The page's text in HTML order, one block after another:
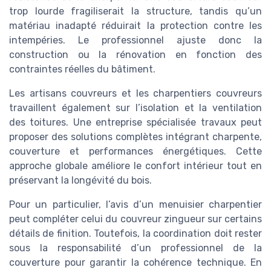
trop lourde fragiliserait la structure, tandis qu’un
matériau inadapté réduirait la protection contre les
intempéries. Le professionnel ajuste donc la
construction ou la rénovation en fonction des
contraintes réelles du bâtiment.
Les artisans couvreurs et les charpentiers couvreurs
travaillent également sur l’isolation et la ventilation
des toitures. Une entreprise spécialisée travaux peut
proposer des solutions complètes intégrant charpente,
couverture et performances énergétiques. Cette
approche globale améliore le confort intérieur tout en
préservant la longévité du bois.
Pour un particulier, l’avis d’un menuisier charpentier
peut compléter celui du couvreur zingueur sur certains
détails de finition. Toutefois, la coordination doit rester
sous la responsabilité d’un professionnel de la
couverture pour garantir la cohérence technique. En